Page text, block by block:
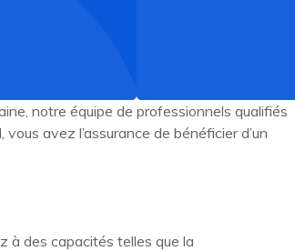
notre équipe de professionnels qualifiés
avez l’assurance de bénéficier d’un
à des capacités telles que la